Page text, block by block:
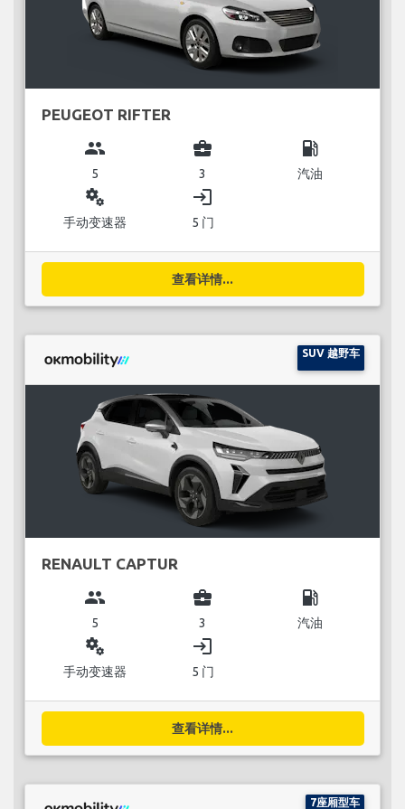
PEUGEOT RIFTER
group
5
business_center
3
local_gas_station
汽油
miscellaneous_services
手动变速器
login
5 门
查看详情...
SUV 越野车
RENAULT CAPTUR
group
5
business_center
3
local_gas_station
汽油
miscellaneous_services
手动变速器
login
5 门
查看详情...
7座厢型车